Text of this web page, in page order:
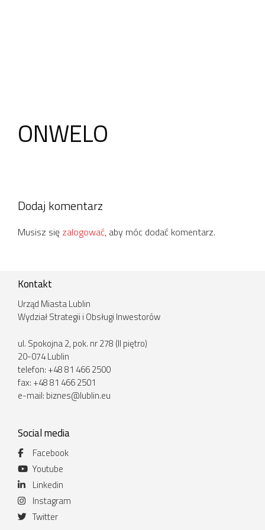
ONWELO
Dodaj komentarz
Musisz się zalogować, aby móc dodać komentarz.
Kontakt
Urząd Miasta Lublin
Wydział Strategii i Obsługi Inwestorów
ul. Spokojna 2, pok. nr 278 (II piętro)
20-074 Lublin
telefon: +48 81 466 2500
fax: +48 81 466 2501
e-mail: biznes@lublin.eu
Social media
Facebook
Youtube
Linkedin
Instagram
Twitter